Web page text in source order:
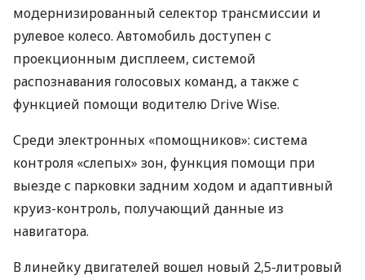
модернизированный селектор трансмиссии и
рулевое колесо. Автомобиль доступен с
проекционным дисплеем, системой
распознавания голосовых команд, а также с
функцией помощи водителю Drive Wise.
Среди электронных «помощников»: система
контроля «слепых» зон, функция помощи при
выезде с парковки задним ходом и адаптивный
круиз-контроль, получающий данные из
навигатора.
В линейку двигателей вошел новый 2,5-литровый